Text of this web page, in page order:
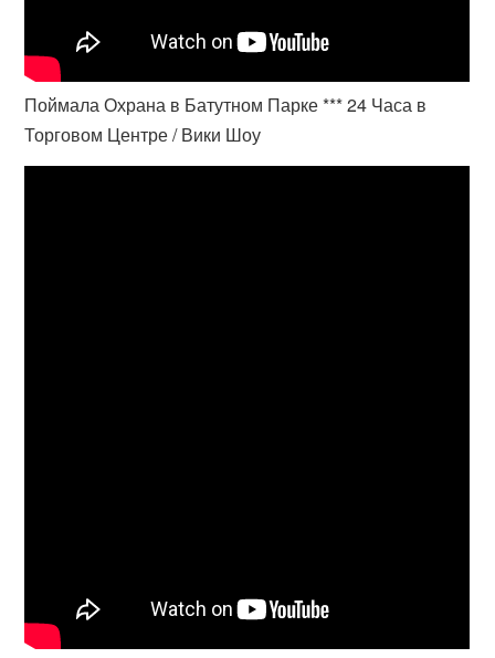
Поймала Охрана в Батутном Парке *** 24 Часа в
Торговом Центре / Вики Шоу